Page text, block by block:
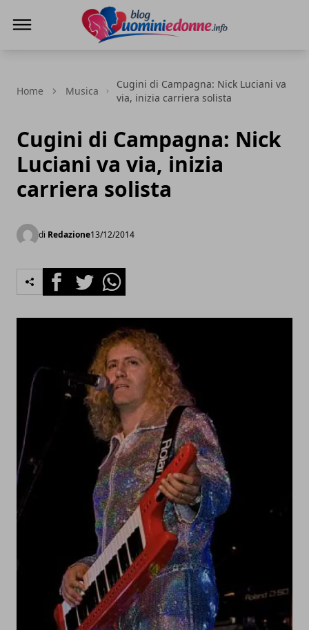
Home Musica
Cugini di Campagna: Nick Luciani va
via, inizia carriera solista
Cugini di Campagna: Nick
Luciani va via, inizia
carriera solista
di Redazione13/12/2014
FacebookTwitterWhatsapp